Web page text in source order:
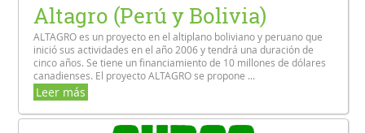
Altagro (Perú y Bolivia)
ALTAGRO es un proyecto en el altiplano boliviano y peruano que
inició sus actividades en el año 2006 y tendrá una duración de
cinco años. Se tiene un financiamiento de 10 millones de dólares
canadienses. El proyecto ALTAGRO se propone ...
Leer más